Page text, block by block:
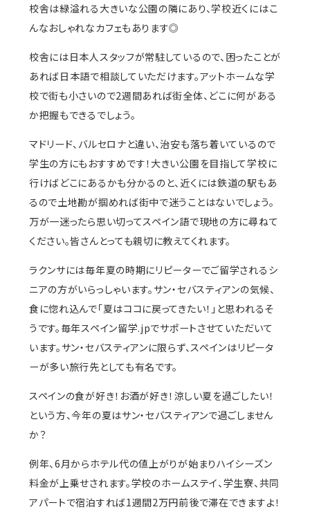
校舎は緑溢れる大きいな公園の隣にあり、学校近くにはこ
んなおしゃれなカフェもあります◎
校舎には日本人スタッフが常駐しているので、困ったことが
あれば日本語で相談していただけます。アットホームな学
校で街も小さいので2週間あれば街全体、どこに何がある
か把握もできるでしょう。
マドリード、バルセロナと違い、治安も落ち着いているので
学生の方にもおすすめです！大きい公園を目指して学校に
行けばどこにあるかも分かるのと、近くには鉄道の駅もあ
るので土地勘が掴めれば街中で迷うことはないでしょう。
万が一迷ったら思い切ってスペイン語で現地の方に尋ねて
ください。皆さんとっても親切に教えてくれます。
ラクンサには毎年夏の時期にリピーターでご留学されるシ
ニアの方がいらっしゃいます。サン・セバスティアンの気候、
食に惚れ込んで「夏はココに戻ってきたい！」と思われるそ
うです。毎年スペイン留学.jpでサポートさせていただいて
います。サン・セバスティアンに限らず、スペインはリピータ
ーが多い旅行先としても有名です。
スペインの食が好き！お酒が好き！涼しい夏を過ごしたい！
という方、今年の夏はサン・セバスティアンで過ごしません
か？
例年、6月からホテル代の値上がりが始まりハイシーズン
料金が上乗せされます。学校のホームステイ、学生寮、共同
アパートで宿泊すれば1週間2万円前後で滞在できますよ！